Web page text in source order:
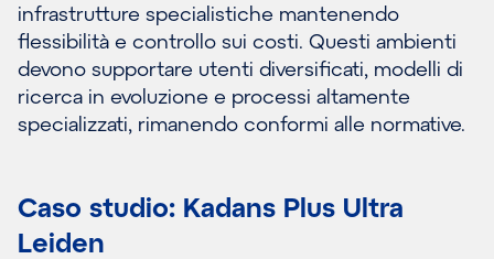
infrastrutture specialistiche mantenendo
flessibilità e controllo sui costi. Questi ambienti
devono supportare utenti diversificati, modelli di
ricerca in evoluzione e processi altamente
specializzati, rimanendo conformi alle normative.
Caso studio: Kadans Plus Ultra
Leiden